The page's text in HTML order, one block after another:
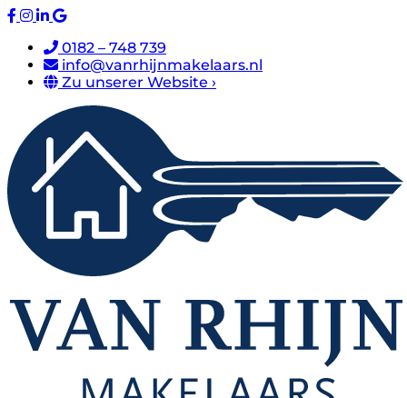
0182 – 748 739
info@vanrhijnmakelaars.nl
Zu unserer Website ›